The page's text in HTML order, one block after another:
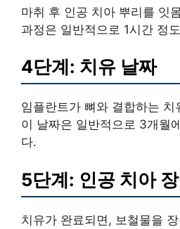
마취 후 인공 치아 뿌리를 잇
과정은 일반적으로 1시간 정
4단계: 치유 날짜
임플란트가 뼈와 결합하는
이 날짜은 일반적으로 3개월
다.
5단계: 인공 치아
치유가 완료되면, 보철물을